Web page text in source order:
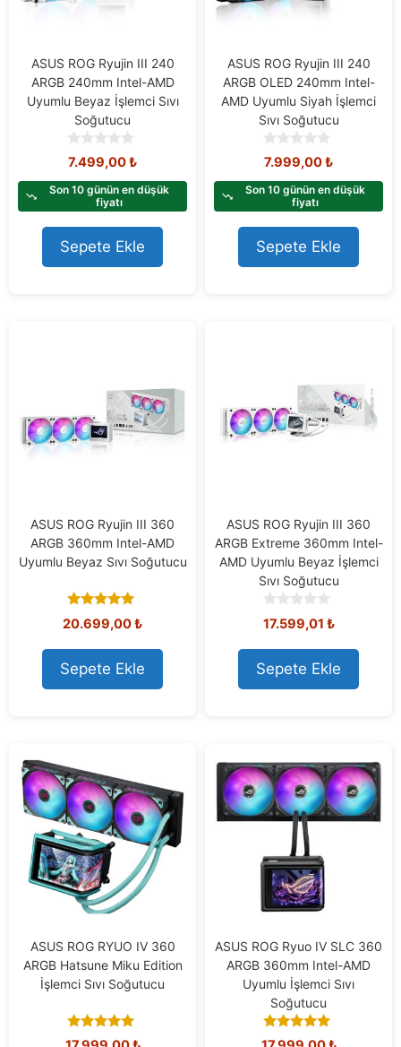
ASUS ROG Ryujin III 240
ARGB 240mm Intel-AMD
Uyumlu Beyaz İşlemci Sıvı
Soğutucu
0
o
u
5
7.499,00₺
Son 10 günün en düşük
fiyatı
Sepete Ekle
ASUS ROG Ryujin III 240
ARGB OLED 240mm Intel-
AMD Uyumlu Siyah İşlemci
Sıvı Soğutucu
0
o
u
5
7.999,00₺
Son 10 günün en düşük
fiyatı
Sepete Ekle
ASUS ROG Ryujin III 360
ARGB 360mm Intel-AMD
Uyumlu Beyaz Sıvı Soğutucu
4.80
out of 5
20.699,00₺
Sepete Ekle
ASUS ROG Ryujin III 360
ARGB Extreme 360mm Intel-
AMD Uyumlu Beyaz İşlemci
Sıvı Soğutucu
0
o
u
t
o
f
17.599,01 ₺
Sepete Ekle
ASUS ROG RYUO IV 360
ARGB Hatsune Miku Edition
İşlemci Sıvı Soğutucu
5.00
ASUS ROG Ryuo IV SLC 360
ARGB 360mm Intel-AMD
Uyumlu İşlemci Sıvı
Soğutucu
5.00